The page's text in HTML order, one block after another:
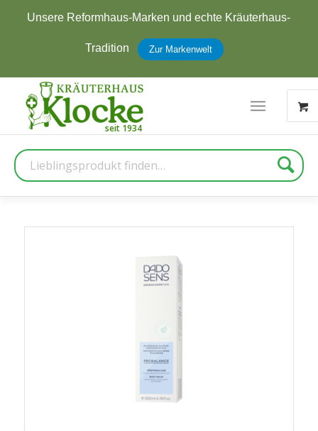
Unsere Reformhaus-Marken und echte Kräuterhaus-
Tradition Zur Markenwelt
Suche